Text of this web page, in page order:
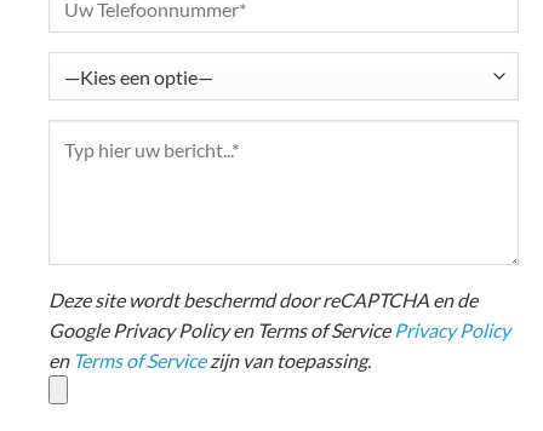
Deze site wordt beschermd door reCAPTCHA en de
Google Privacy Policy en Terms of Service Privacy Policy
en Terms of Servicezijn van toepassing.